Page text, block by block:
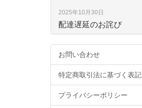
2025年10月30日
配達遅延のお詫び
お問い合わせ
特定商取引法に基づく表記
プライバシーポリシー